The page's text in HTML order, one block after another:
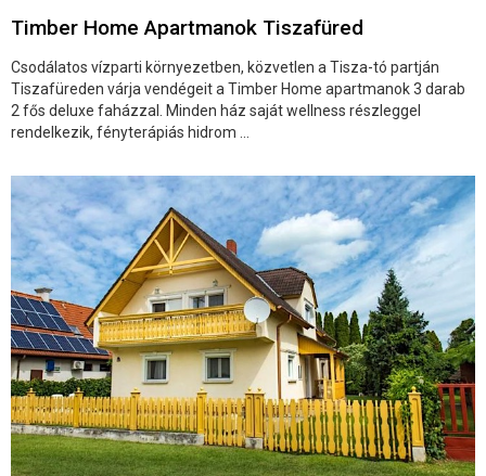
Timber Home Apartmanok Tiszafüred
Csodálatos vízparti környezetben, közvetlen a Tisza-tó partján
Tiszafüreden várja vendégeit a Timber Home apartmanok 3 darab
2 fős deluxe faházzal. Minden ház saját wellness részleggel
rendelkezik, fényterápiás hidrom ...